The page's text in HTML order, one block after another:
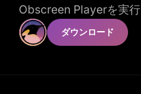
Obscreen Playerを実行
ダウンロード